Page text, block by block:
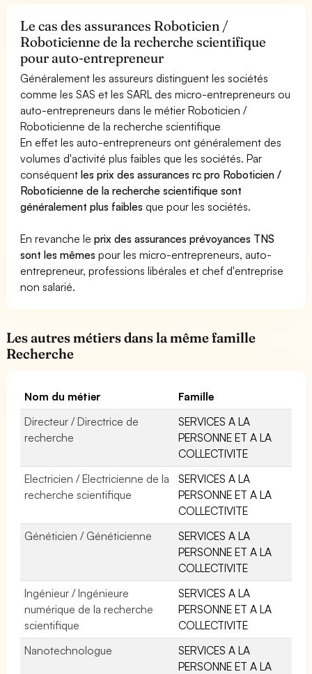
Le cas des assurances Roboticien /
Roboticienne de la recherche scientifique
pour auto-entrepreneur
Généralement les assureurs distinguent les sociétés
comme les SAS et les SARL des micro-entrepreneurs ou
auto-entrepreneurs dans le métier Roboticien /
Roboticienne de la recherche scientifique
En effet les auto-entrepreneurs ont généralement des
volumes d'activité plus faibles que les sociétés. Par
conséquentles prix des assurances rc pro Roboticien /
Roboticienne de la recherche scientifique sont
généralement plus faibles que pour les sociétés.
En revanche leprix des assurances prévoyances TNS
sont les mêmes pour les micro-entrepreneurs, auto-
entrepreneur, professions libérales et chef d'entreprise
non salarié.
Les autres métiers dans la même famille
Recherche
Nom du métier
Famille
Directeur / Directrice de
recherche
SERVICES A LA
PERSONNE ET A LA
COLLECTIVITE
Electricien / Electricienne de la
recherche scientifique
SERVICES A LA
PERSONNE ET A LA
COLLECTIVITE
Généticien / Généticienne
SERVICES A LA
PERSONNE ET A LA
COLLECTIVITE
Ingénieur / Ingénieure
numérique de la recherche
scientifique
SERVICES A LA
PERSONNE ET A LA
COLLECTIVITE
Nanotechnologue
SERVICES A LA
PERSONNE ET A LA